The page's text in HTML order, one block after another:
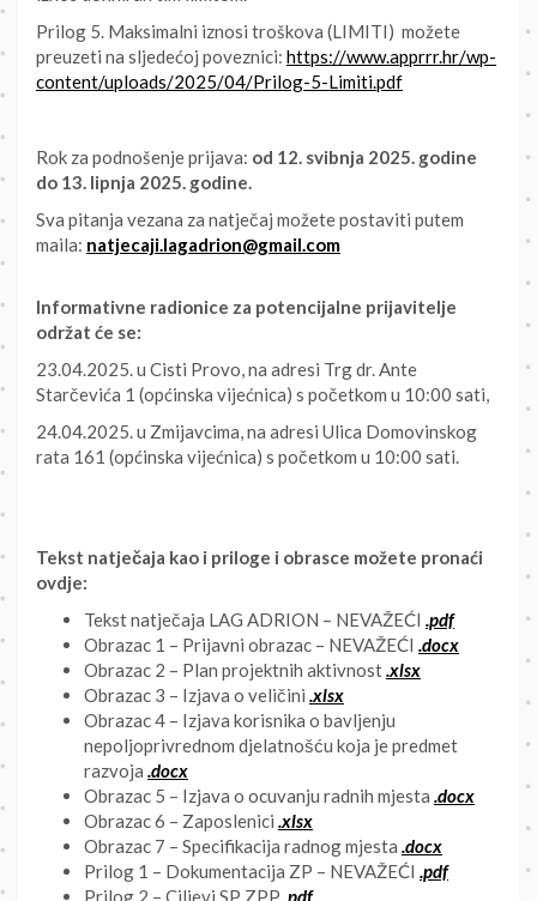
Prilog 5. Maksimalni iznosi troškova (LIMITI) možete
preuzeti na sljedećoj poveznici: https://www.apprrr.hr/wp-
content/uploads/2025/04/Prilog-5-Limiti.pdf
Rok za podnošenje prijava: od 12. svibnja 2025. godine
do 13. lipnja 2025. godine.
Sva pitanja vezana za natječaj možete postaviti putem
maila: natjecaji.lagadrion@gmail.com
Informativne radionice za potencijalne prijavitelje
održat će se:
23.04.2025. u Cisti Provo, na adresi Trg dr. Ante
Starčevića 1 (općinska vijećnica) s početkom u 10:00 sati,
24.04.2025. u Zmijavcima, na adresi Ulica Domovinskog
rata 161 (općinska vijećnica) s početkom u 10:00 sati.
Tekst natječaja kao i priloge i obrasce možete pronaći
ovdje:
Tekst natječaja LAG ADRION – NEVAŽEĆI .pdf
Obrazac 1 – Prijavni obrazac – NEVAŽEĆI .docx
Obrazac 2 – Plan projektnih aktivnost .xlsx
Obrazac 3 – Izjava o veličini .xlsx
Obrazac 4 – Izjava korisnika o bavljenju
nepoljoprivrednom djelatnošću koja je predmet
razvoja .docx
Obrazac 5 – Izjava o ocuvanju radnih mjesta .docx
Obrazac 6 – Zaposlenici .xlsx
Obrazac 7 – Specifikacija radnog mjesta .docx
Prilog 1 – Dokumentacija ZP – NEVAŽEĆI .pdf
Prilog 2 – Ciljevi SP ZPP .pdf